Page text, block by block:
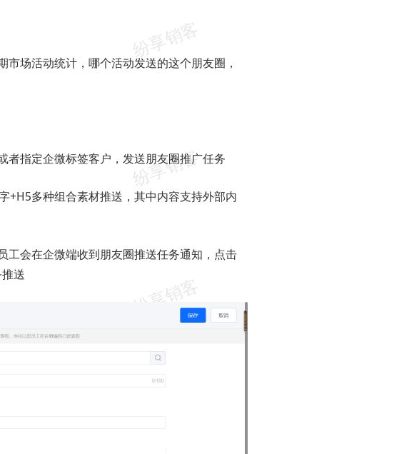
场活动统计，哪个活动发送的这个朋友圈，
者指定企微标签客户，发送朋友圈推广任务
+H5多种组合素材推送，其中内容支持外部内
工会在企微端收到朋友圈推送任务通知，点击
送